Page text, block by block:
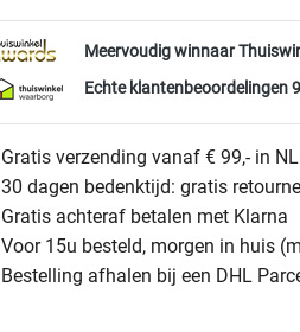
Meervoudig winnaar
Echte klantenbeoordelingen
Gratis verzending vanaf € 99,- in
30 dagen bedenktijd: gratis
Gratis achteraf betalen met Klarna
Voor 15u besteld, morgen in huis
Bestelling afhalen bij een DHL